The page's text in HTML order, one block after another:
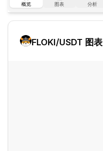
概览 图表 分析
FLOKI/USDT 图表